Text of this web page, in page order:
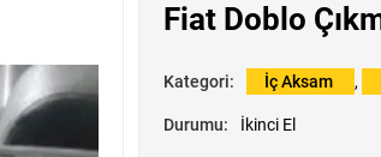
Fiat Doblo
Kategori: İç Aksam ,
Durumu: İkinci El